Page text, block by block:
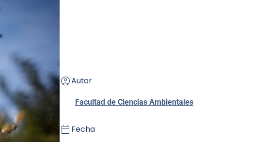
Autor
Facultad de Ciencias Ambientales
Fecha